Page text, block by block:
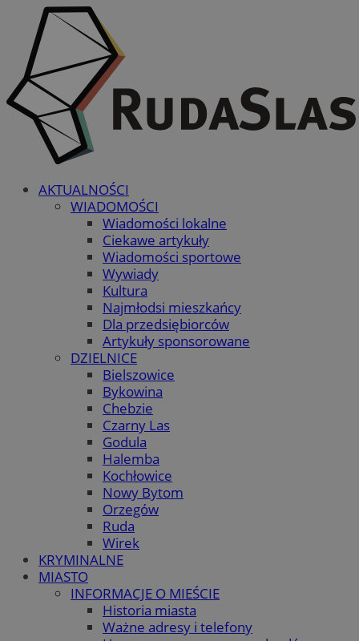
AKTUALNOŚCI
WIADOMOŚCI
Wiadomości lokalne
Ciekawe artykuły
Wiadomości sportowe
Wywiady
Kultura
Najmłodsi mieszkańcy
Dla przedsiębiorców
Artykuły sponsorowane
DZIELNICE
Bielszowice
Bykowina
Chebzie
Czarny Las
Godula
Halemba
Kochłowice
Nowy Bytom
Orzegów
Ruda
Wirek
KRYMINALNE
MIASTO
INFORMACJE O MIEŚCIE
Historia miasta
Ważne adresy i telefony